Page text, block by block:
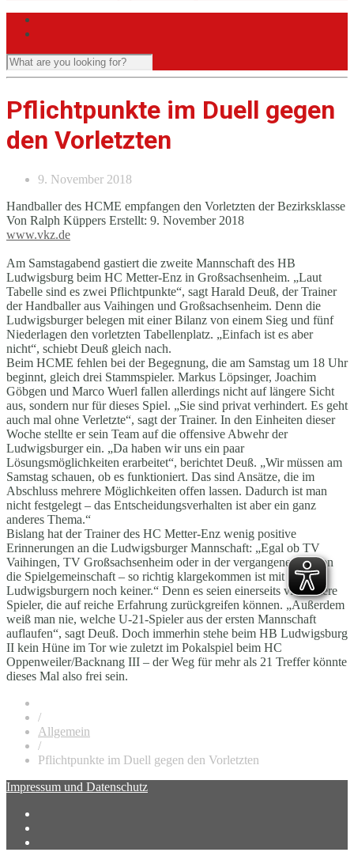
Pflichtpunkte im Duell gegen
den Vorletzten
9. November 2018
Handballer des HCME empfangen den Vorletzten der Bezirksklasse
Von Ralph Küppers Erstellt: 9. November 2018
www.vkz.de
Am Samstagabend gastiert die zweite Mannschaft des HB
Ludwigsburg beim HC Metter-Enz in Großsachsenheim. „Laut
Tabelle sind es zwei Pflichtpunkte“, sagt Harald Deuß, der Trainer
der Handballer aus Vaihingen und Großsachsenheim. Denn die
Ludwigsburger belegen mit einer Bilanz von einem Sieg und fünf
Niederlagen den vorletzten Tabellenplatz. „Einfach ist es aber
nicht“, schiebt Deuß gleich nach.
Beim HCME fehlen bei der Begegnung, die am Samstag um 18 Uhr
beginnt, gleich drei Stammspieler. Markus Löpsinger, Joachim
Göbgen und Marco Wuerl fallen allerdings nicht auf längere Sicht
aus, sondern nur für dieses Spiel. „Sie sind privat verhindert. Es geht
auch mal ohne Verletzte“, sagt der Trainer. In den Einheiten dieser
Woche stellte er sein Team auf die offensive Abwehr der
Ludwigsburger ein. „Da haben wir uns ein paar
Lösungsmöglichkeiten erarbeitet“, berichtet Deuß. „Wir müssen am
Samstag schauen, ob es funktioniert. Das sind Ansätze, die im
Abschluss mehrere Möglichkeiten offen lassen. Dadurch ist man
nicht festgelegt – das Entscheidungsverhalten ist aber ein ganz
anderes Thema.“
Bislang hat der Trainer des HC Metter-Enz wenig positive
Erinnerungen an die Ludwigsburger Mannschaft: „Egal ob TV
Vaihingen, TV Großsachsenheim oder in der vergangenen Saison
die Spielgemeinschaft – so richtig klargekommen ist mit den
Ludwigsburgern noch keiner.“ Denn es seien einerseits viele ältere
Spieler, die auf reiche Erfahrung zurückgreifen können. „Außerdem
weiß man nie, welche U-21-Spieler aus der ersten Mannschaft
auflaufen“, sagt Deuß. Doch immerhin stehe beim HB Ludwigsburg
II kein Hüne im Tor wie zuletzt im Pokalspiel beim HC
Oppenweiler/Backnang III – der Weg für mehr als 21 Treffer könnte
dieses Mal also frei sein.
/
Allgemein
/
Pflichtpunkte im Duell gegen den Vorletzten
Impressum und Datenschutz